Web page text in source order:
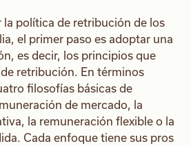
la política de retribución de los
el primer paso es adoptar una
es decir, los principios que
retribución. En términos
filosofías básicas de
de mercado, la
la remuneración flexible o la
Cada enfoque tiene sus pros